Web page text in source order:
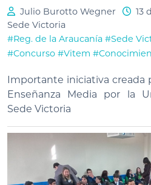
Julio Burotto Wegner
13
Sede Victoria
#Reg. de la Araucanía #Sede
#Concurso #Vitem
Importante iniciativa creada
Enseñanza Media por la
Sede Victoria